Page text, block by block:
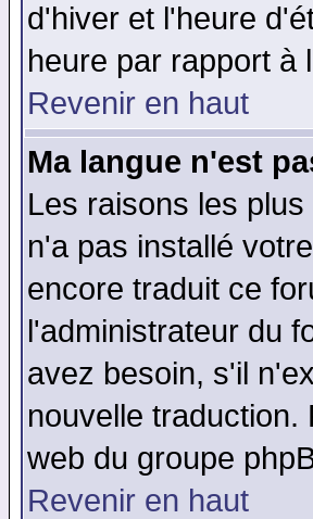
d'hiver et l'heure
heure par rapport à
Revenir en haut
Ma langue n'est
Les raisons les
n'a pas installé
encore traduit ce
l'administrateur du
avez besoin, s'il
nouvelle
web du groupe
Revenir en haut